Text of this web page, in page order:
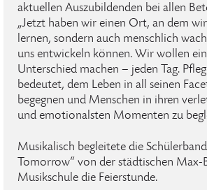
aktuellen Auszubildenden bei allen
„Jetzt haben wir einen Ort, an dem
lernen, sondern auch menschlich
uns entwickeln können. Wir wollen
Unterschied machen – jeden Tag.
bedeutet, dem Leben in all seinen
begegnen und Menschen in ihren
und emotionalsten Momenten zu
Musikalisch begleitete die
Tomorrow“ von der städtischen Max-
Musikschule die Feierstunde.